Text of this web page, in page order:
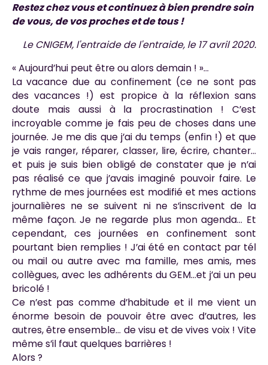
Restez chez vous et continuez à bien prendre soin
de vous, de vos proches et de tous !
Le CNIGEM, l'entraide de l'entraide, le 17 avril 2020.
« Aujourd’hui peut être ou alors demain ! »…
La vacance due au confinement (ce ne sont pas
des vacances !) est propice à la réflexion sans
doute mais aussi à la procrastination ! C’est
incroyable comme je fais peu de choses dans une
journée. Je me dis que j’ai du temps (enfin !) et que
je vais ranger, réparer, classer, lire, écrire, chanter…
et puis je suis bien obligé de constater que je n’ai
pas réalisé ce que j’avais imaginé pouvoir faire. Le
rythme de mes journées est modifié et mes actions
journalières ne se suivent ni ne s’inscrivent de la
même façon. Je ne regarde plus mon agenda… Et
cependant, ces journées en confinement sont
pourtant bien remplies ! J’ai été en contact par tél
ou mail ou autre avec ma famille, mes amis, mes
collègues, avec les adhérents du GEM…et j’ai un peu
bricolé !
Ce n’est pas comme d’habitude et il me vient un
énorme besoin de pouvoir être avec d’autres, les
autres, être ensemble… de visu et de vives voix ! Vite
même s’il faut quelques barrières !
Alors ?